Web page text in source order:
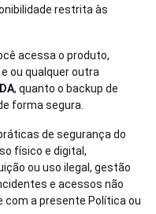
restrita às
acessa o produto,
ou qualquer outra
, quanto o backup de
forma segura.
de segurança do
físico e digital,
ou uso ilegal, gestão
e acessos não
a presente Política ou